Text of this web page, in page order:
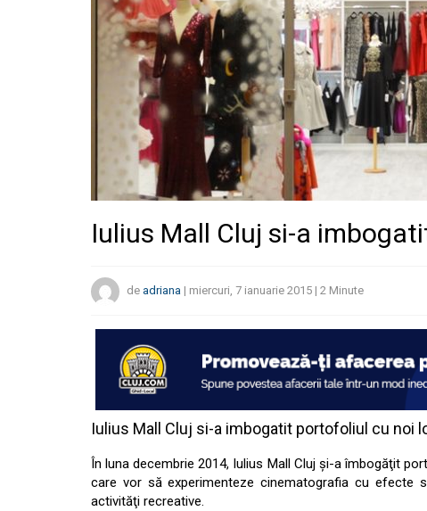
Iulius Mall Cluj si-a
de adriana | miercuri, 7 ianuarie 2015 | 2 Minute
Iulius Mall Cluj si-a imbogatit portofoliul cu noi
În luna decembrie 2014, Iulius Mall Cluj şi-a îmbogăţit
care vor să experimenteze cinematografia cu efecte
activităţi recreative.